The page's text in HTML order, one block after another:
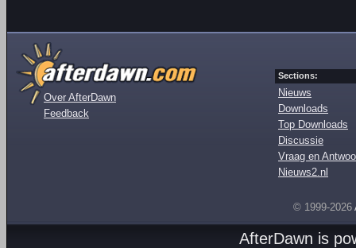
Over AfterDawn
Feedback
Sections:
Nieuws
Downloads
Top Downloads
Discussie
Vraag en
Nieuws2.nl
© 1999-2026
AfterDawn is